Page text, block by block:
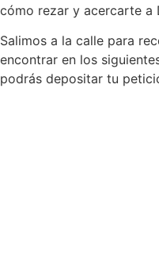
cómo rezar y acercarte a
Salimos a la calle para
encontrar en los
podrás depositar tu